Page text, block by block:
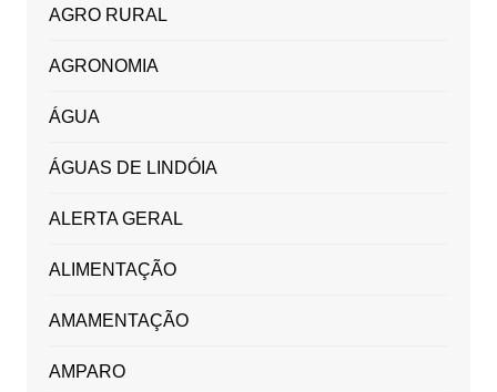
AGRO RURAL
AGRONOMIA
ÁGUA
ÁGUAS DE LINDÓIA
ALERTA GERAL
ALIMENTAÇÃO
AMAMENTAÇÃO
AMPARO